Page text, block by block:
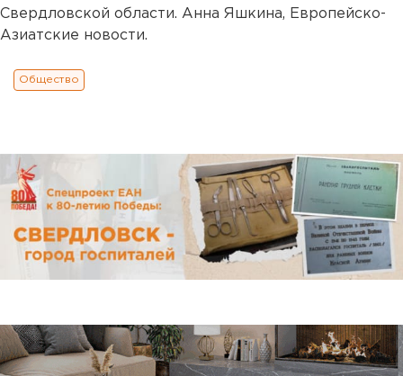
Свердловской области. Анна Яшкина, Европейско-
Азиатские новости.
Общество